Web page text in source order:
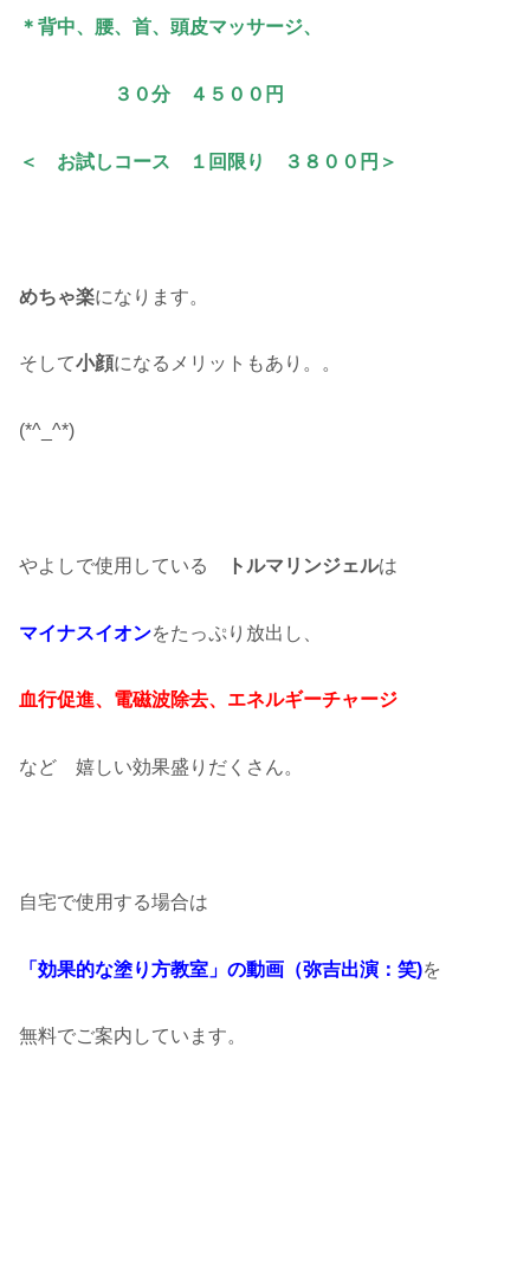
＊背中、腰、首、頭皮マッサージ、
３０分 ４５００円
＜ お試しコース １回限り ３８００円＞
めちゃ楽になります。
そして小顔になるメリットもあり。。
(*^_^*)
やよしで使用している トルマリンジェルは
マイナスイオンをたっぷり放出し、
血行促進、電磁波除去、エネルギーチャージ
など 嬉しい効果盛りだくさん。
自宅で使用する場合は
「効果的な塗り方教室」の動画（弥吉出演：笑)を
無料でご案内しています。